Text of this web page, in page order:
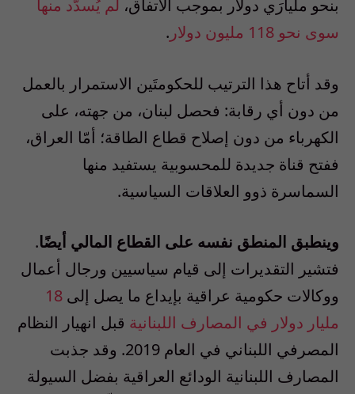
بنحو مليارَي دولار بموجب الاتفاق، لم يُسدَّد منها
سوى نحو 118 مليون دولار
.
وقد أتاح هذا الترتيب للحكومتَين الاستمرار بالعمل
من دون أي رقابة: فحصل لبنان، من جهته، على
الكهرباء من دون إصلاح قطاع الطاقة؛ أمّا العراق،
ففتح قناة جديدة للمحسوبية يستفيد منها
السماسرة ذوو العلاقات السياسية.
وينطبق المنطق نفسه على القطاع المالي أيضًا.
فتشير التقديرات إلى قيام سياسيين ورجال أعمال
ووكالات حكومية عراقية بإيداع ما يصل إلى 18
مليار دولار في المصارف اللبنانية قبل انهيار النظام
المصرفي اللبناني في العام 2019. وقد جذبت
المصارف اللبنانية الودائع العراقية بفضل السيولة